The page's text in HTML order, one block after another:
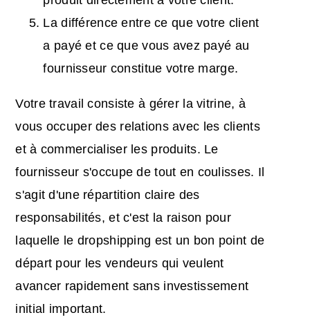
La différence entre ce que votre client
a payé et ce que vous avez payé au
fournisseur constitue votre marge.
Votre travail consiste à gérer la vitrine, à
vous occuper des relations avec les clients
et à commercialiser les produits. Le
fournisseur s'occupe de tout en coulisses. Il
s'agit d'une répartition claire des
responsabilités, et c'est la raison pour
laquelle le dropshipping est un bon point de
départ pour les vendeurs qui veulent
avancer rapidement sans investissement
initial important.